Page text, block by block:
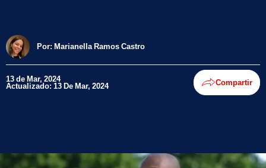
Por: Marianella Ramos Castro
13 de Mar, 2024
Actualizado: 13 De Mar, 2024 Compartir